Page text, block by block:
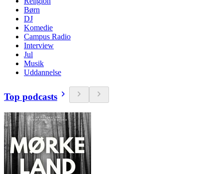
Børn
DJ
Komedie
Campus Radio
Interview
Jul
Musik
Uddannelse
Top podcasts